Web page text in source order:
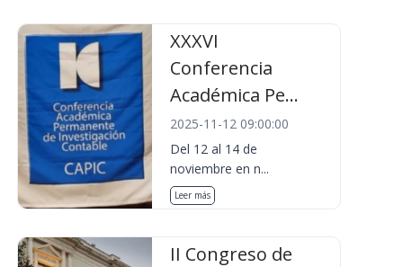
XXXVI
Conferencia
Académica Pe...
2025-11-12 09:00:00
Del 12 al 14 de
noviembre en n...
Leer más
II Congreso de